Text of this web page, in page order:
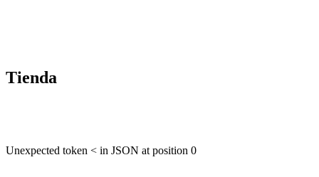
Tienda
Unexpected token < in JSON at position 0